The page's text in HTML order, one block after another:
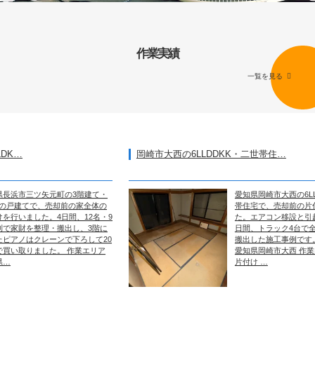
作業実績
一覧を見る
元町の3階建て・
却前の家全体の
。4日間、12名・9
・搬出し、3階に
ーンで下ろして20
。 作業エリア
岡崎市大西の6LLDDKK・二世帯住…
愛知県岡崎市大西の6LLDDKK・二世
帯住宅で、売却前の片付けを行いま
た。エアコン移設と引越しを含めて
日間、トラック4台で全部屋を整理
搬出した施工事例です。 作業エリア
愛知県岡崎市大西 作業内容 売却前
片付け …